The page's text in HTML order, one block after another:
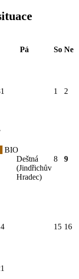
Pá So Ne
1 2
BIO
Deštná
(Jindřichův
Hradec)
8 9
15 16